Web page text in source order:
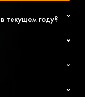
текущем году?